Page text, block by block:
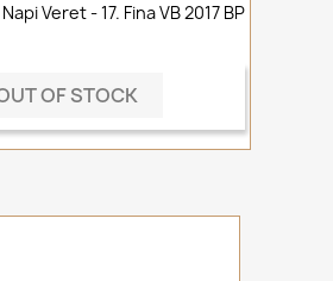
Veret - 17. Fina VB 2017 BP
OF STOCK